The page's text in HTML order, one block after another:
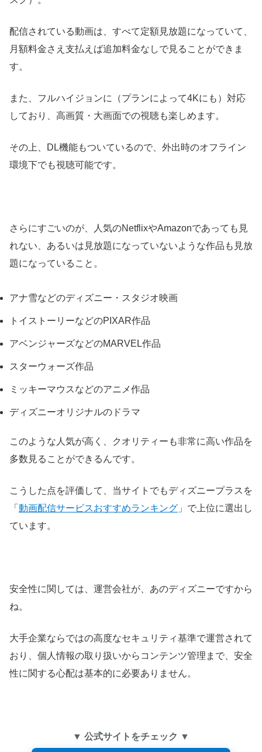
配信されている動画は、すべて定額見放題になっていて、
月額料金さえ支払えば追加料金なしで見ることができま
す。
また、フルハイジョンに（プランによって4Kにも）対応
しており、高画質・大画面での視聴も楽しめます。
その上、DL機能もついているので、外出時のオフライン
環境下でも視聴可能です。
さらにすごいのが、人気のNetflixやAmazonであっても見
れない、あるいは見放題になっていないような作品も見放
題になっていること。
アナ雪などのディズニー・スタジオ映画
トイストーリーなどのPIXAR作品
アベンジャーズなどのMARVEL作品
スターウォーズ作品
ミッキーマウスなどのアニメ作品
ディズニーオリジナルのドラマ
このような人気が高く、クオリティーも非常に高い作品を
多数見ることができるんです。
こうした点を評価して、当サイトでもディズニープラスを
「 動画配信サービスおすすめランキング 」で上位に選出し
ています。
安全性に関しては、運営会社が、あのディズニーですから
ね。
大手企業ならではの高度なセキュリティ基準で運営されて
おり、個人情報の取り扱いからコンテンツ管理まで、安全
性に関する心配は基本的に必要ありません。
▼ 公式サイトをチェック ▼